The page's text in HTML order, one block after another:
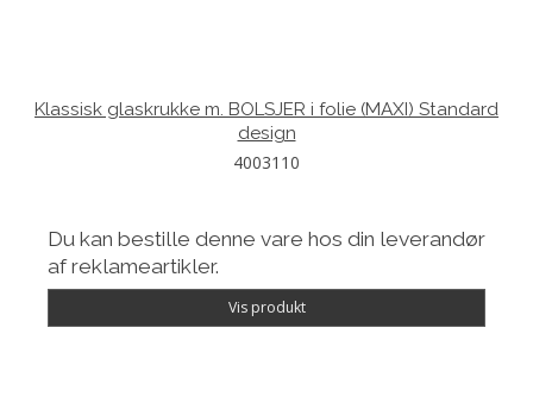
Klassisk glaskrukke m. BOLSJER i folie (MAXI) Standard
design
4003110
Du kan bestille denne vare hos din leverandør
af reklameartikler.
Vis produkt